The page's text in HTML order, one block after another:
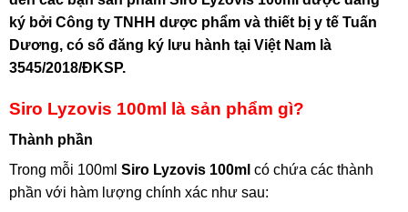
ký bởi Công ty TNHH dược phẩm và thiết bị y tế Tuấn
Dương, có số đăng ký lưu hành tại Việt Nam là
3545/2018/ĐKSP.
Siro Lyzovis 100ml là sản phẩm gì?
Thành phần
Trong mỗi 100ml Siro Lyzovis 100ml có chứa các thành
phần với hàm lượng chính xác như sau: